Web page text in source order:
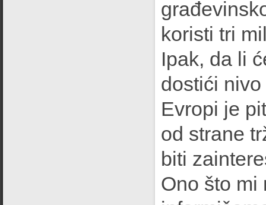
koristi tri
Ipak, da li
dostići
Evropi je
od strane
biti
Ono što mi